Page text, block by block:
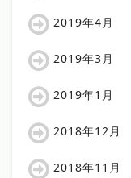
2019年4月
2019年3月
2019年1月
2018年12月
2018年11月